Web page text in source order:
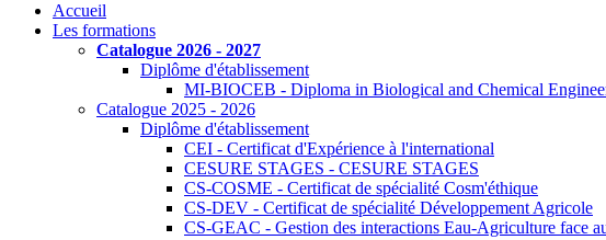
Accueil
Les formations
Catalogue 2026 - 2027
Diplôme d'établissement
MI-BIOCEB - Diploma in Biological and Chemical
Catalogue 2025 - 2026
Diplôme d'établissement
CEI - Certificat d'Expérience à l'international
CESURE STAGES - CESURE STAGES
CS-COSME - Certificat de spécialité Cosm'éthique
CS-DEV - Certificat de spécialité Développement Agricole
CS-GEAC - Gestion des interactions Eau-Agriculture face